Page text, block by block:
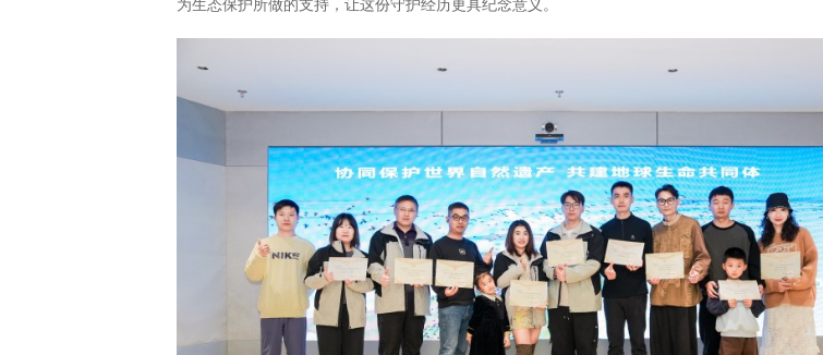
为生态保护所做的支持，让这份守护经历更具纪念意义。